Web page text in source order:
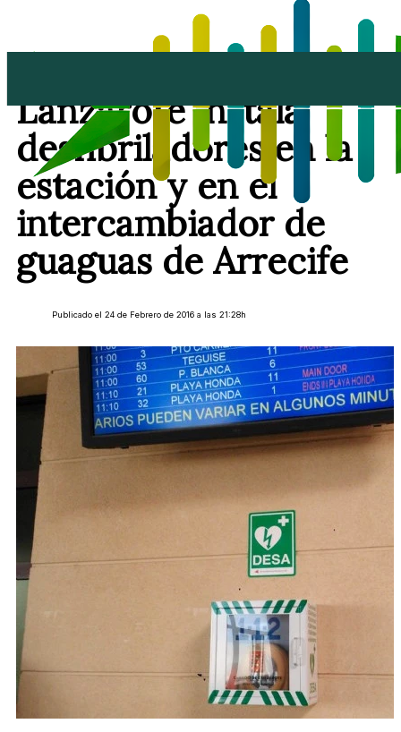
Lanzarote instala
desfibriladores en la
estación y en el
intercambiador de
guaguas de Arrecife
Publicado el 24 de Febrero de 2016 a las 21:28h